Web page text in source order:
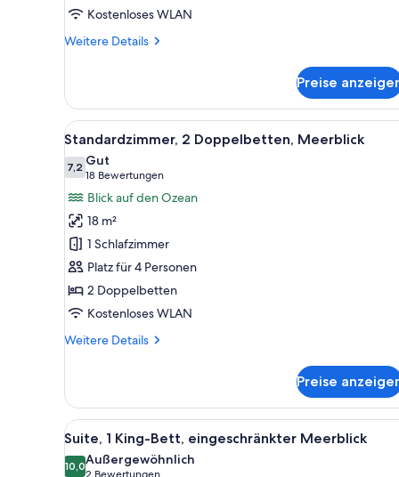
Kostenloses WLAN
Weitere Details
Weitere
2 Queen-
Betten,
eingeschränkter
Meerblick
Preise
Alle
Fotos
für
Standardzimmer,
2 Doppelbetten,
Meerblick
anzeigen
Ein Hotelzimmer mit großem
6
Standardzimmer, 2 Doppelbetten, Meerblick
7,27,2 von 10
Gut
18 Bewertungen
(18
Bewertungen)
Blick auf den Ozean
18 m²
1 Schlafzimmer
Platz für 4 Personen
2 Doppelbetten
Kostenloses WLAN
Weitere Details
Weitere
2 Doppelbetten,
Meerblick
Preise
Alle
Fotos
für
Ein Hotelzimmer mit einem
9
Suite, 1 King-Bett, eingeschränkter Meerblick
10,010,0 von 10
Außergewöhnlich
2 Bewertungen